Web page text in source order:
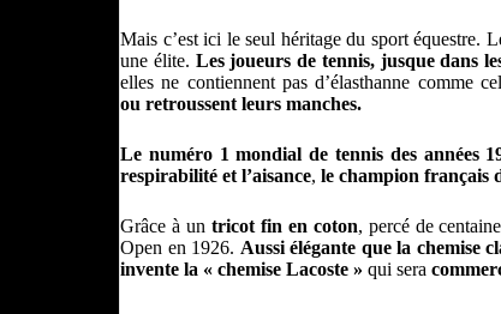
Mais c’est ici le seul héritage du sport équestre.
une élite. Les joueurs de tennis, jusque dans
elles ne contiennent pas d’élasthanne comme
ou retroussent leurs manches.
Le numéro 1 mondial de tennis des années
respirabilité et l’aisance, le champion français
Grâce à un tricot fin en coton, percé de
Open en 1926. Aussi élégante que la chemise
invente la « chemise Lacoste » qui sera